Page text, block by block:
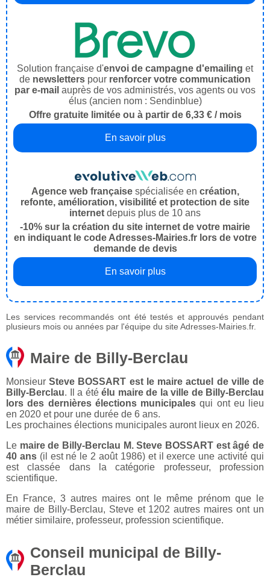
Solution française d'envoi de campagne d'emailing et
de newsletters pour renforcer votre communication
par e-mail auprès de vos administrés, vos agents ou vos
élus (ancien nom : Sendinblue)
Offre gratuite limitée ou à partir de 6,33 € / mois
En savoir plus
Agence web françaisespécialisée en création,
refonte, amélioration, visibilité et protection de site
internet depuis plus de 10 ans
-10% sur la création du site internet de votre mairie
en indiquant le code Adresses-Mairies.fr lors de votre
demande de devis
En savoir plus
Les services recommandés ont été testés et approuvés pendant
plusieurs mois ou années par l'équipe du site Adresses-Mairies.fr.
Maire de Billy-Berclau
MonsieurSteve BOSSART est le maire actuel de ville de
Billy-Berclau. Il a été élu maire de la ville de Billy-Berclau
lors des dernières élections municipales qui ont eu lieu
en 2020 et pour une durée de 6 ans.
Les prochaines élections municipales auront lieux en 2026.
Le maire de Billy-Berclau M. Steve BOSSART est âgé de
40 ans(il est né le 2 août 1986) et il exerce une activité qui
est classée dans la catégorie professeur, profession
scientifique.
En France, 3 autres maires ont le même prénom que le
maire de Billy-Berclau, Steve et 1202 autres maires ont un
métier similaire, professeur, profession scientifique.
Conseil municipal de Billy-
Berclau